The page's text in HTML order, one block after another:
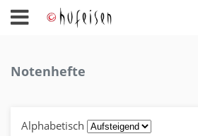
Notenhefte
Alphabetisch